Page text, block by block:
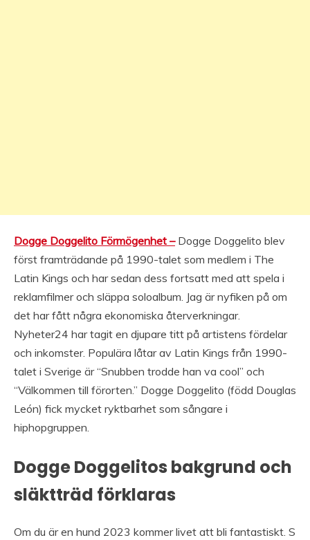
Dogge Doggelito Förmögenhet –Dogge Doggelito blev
först framträdande på 1990-talet som medlem i The
Latin Kings och har sedan dess fortsatt med att spela i
reklamfilmer och släppa soloalbum. Jag är nyfiken på om
det har fått några ekonomiska återverkningar.
Nyheter24 har tagit en djupare titt på artistens fördelar
och inkomster. Populära låtar av Latin Kings från 1990-
talet i Sverige är “Snubben trodde han va cool” och
“Välkommen till förorten.” Dogge Doggelito (född Douglas
León) fick mycket ryktbarhet som sångare i
hiphopgruppen.
Dogge Doggelitos bakgrund och
släktträd förklaras
Om du är en hund 2023 kommer livet att bli fantastiskt. S